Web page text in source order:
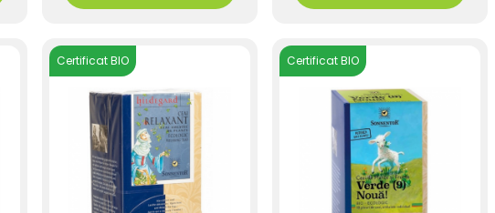
Certificat BIO Certificat BIO